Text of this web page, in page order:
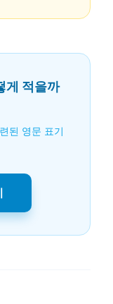
게 적을까
된 영문 표기